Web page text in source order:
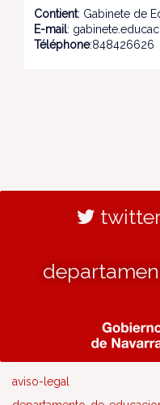
Contient: Gabinete de
E-mail:
Téléphone:848426626
aviso-legal